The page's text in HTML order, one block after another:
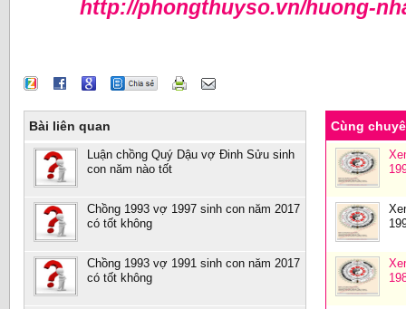
http://phongthuyso.vn/huong-
Bài liên quan
Luận chồng Quý Dậu vợ Đinh Sửu sinh
con năm nào tốt
Chồng 1993 vợ 1997 sinh con năm 2017
có tốt không
Chồng 1993 vợ 1991 sinh con năm 2017
có tốt không
Cùng